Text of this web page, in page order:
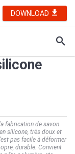
DOWNLOAD
fabrication de savon
silicone, très doux et
pas facile à déformer
durable. Convient